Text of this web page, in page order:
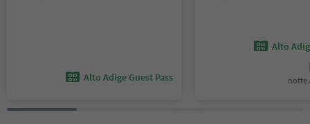
Alto Adige Guest Pass
Alto
notte